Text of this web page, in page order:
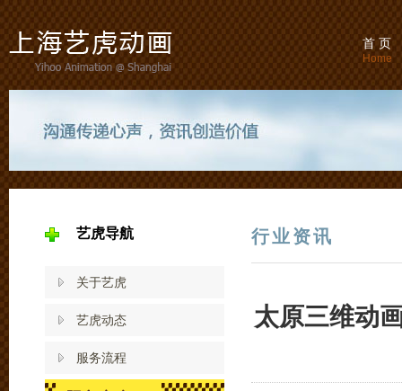
首 页
Home
艺虎导航
关于艺虎
艺虎动态
服务流程
行业资讯
太原三维动